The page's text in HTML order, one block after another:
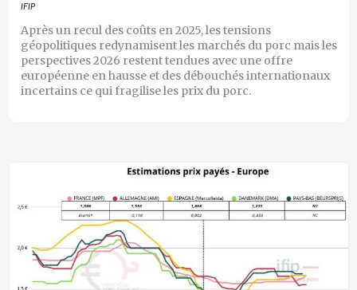
IFIP
Après un recul des coûts en 2025, les tensions
géopolitiques redynamisent les marchés du porc mais les
perspectives 2026 restent tendues avec une offre
européenne en hausse et des débouchés internationaux
incertains ce qui fragilise les prix du porc.